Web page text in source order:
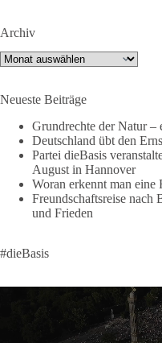
si=2b_C6GgNY9EB-rXw
❤️ Wir freuen uns über deine
https://diebasis.de/spenden/
#dieBasis #frieden
377 168
Wusstest du, dass ein guter
wird, nur weil er von einer
Archiv
Archiv
Neueste Beiträge
Grundrechte der Natur –
Deutschland übt den
Partei dieBasis
August in Hannover
Woran erkennt man eine
Freundschaftsreise nach
und Frieden
#dieBasis